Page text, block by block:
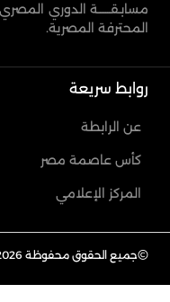
مسابـقـــــــة الدوري
المحترفة المصرية.
روابط سريعة
عن الرابطة
كأس عاصمة مصر
المركز الإعلامي
©جميع الحقوق محفوظة 2026